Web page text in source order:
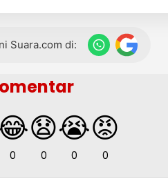
Suara.com di:
0
😧
0
😭
0
😡
0